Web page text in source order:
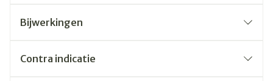
Bijwerkingen
Contra indicatie